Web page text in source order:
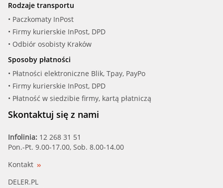
Rodzaje transportu
• Paczkomaty InPost
• Firmy kurierskie InPost, DPD
• Odbiór osobisty Kraków
Sposoby płatności
• Płatności elektroniczne Blik, Tpay, PayPo
• Firmy kurierskie InPost, DPD
• Płatność w siedzibie firmy, kartą płatniczą
Skontaktuj się z nami
Infolinia: 12 268 31 51
Pon.-Pt. 9.00-17.00, Sob. 8.00-14.00
Kontakt
DELER.PL